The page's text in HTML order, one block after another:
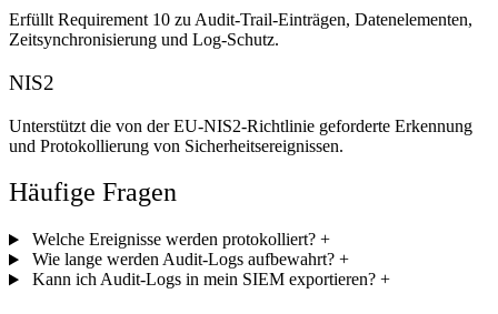
Erfüllt Requirement 10 zu Audit-Trail-Einträgen, Datenelementen,
Zeitsynchronisierung und Log-Schutz.
NIS2
Unterstützt die von der EU-NIS2-Richtlinie geforderte Erkennung
und Protokollierung von Sicherheitsereignissen.
Häufige Fragen
Welche Ereignisse werden protokolliert? +
Wie lange werden Audit-Logs aufbewahrt? +
Kann ich Audit-Logs in mein SIEM exportieren? +